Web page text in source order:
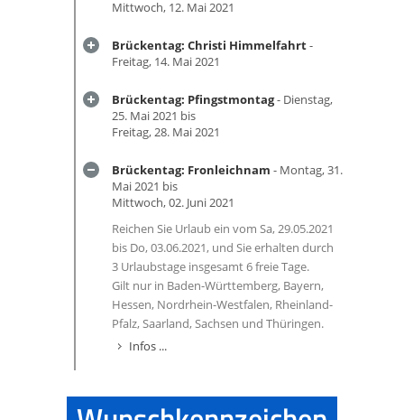
Mittwoch, 12. Mai 2021
Brückentag: Christi Himmelfahrt-
Freitag, 14. Mai 2021
Brückentag: Pfingstmontag- Dienstag,
25. Mai 2021 bis
Freitag, 28. Mai 2021
Brückentag: Fronleichnam - Montag, 31.
Mai 2021 bis
Mittwoch, 02. Juni 2021
Reichen Sie Urlaub ein vom Sa, 29.05.2021
bis Do, 03.06.2021, und Sie erhalten durch
3 Urlaubstage insgesamt 6 freie Tage.
Gilt nur in Baden-Württemberg, Bayern,
Hessen, Nordrhein-Westfalen, Rheinland-
Pfalz, Saarland, Sachsen und Thüringen.
Infos ...